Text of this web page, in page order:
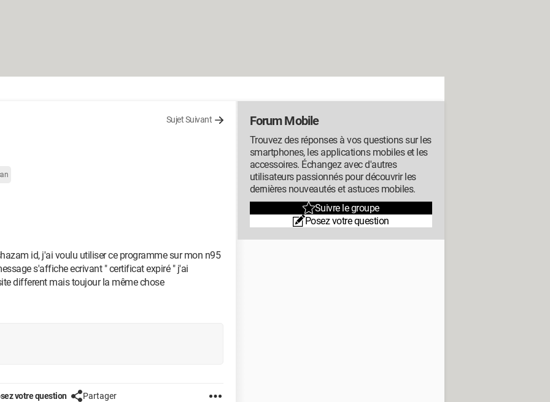
Sujet Suivant
id, j'ai voulu utiliser ce programme sur mon n95
s'affiche ecrivant " certificat expiré " j'ai
different mais toujour la même chose
votre question Partager
Forum Mobile
Trouvez des réponses à vos questions sur les
smartphones, les applications mobiles et les
accessoires. Échangez avec d'autres
utilisateurs passionnés pour découvrir les
dernières nouveautés et astuces mobiles.
Suivre le groupe
Posez votre question